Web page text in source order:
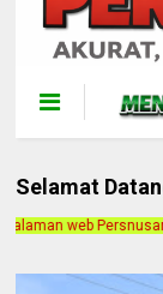
Selamat
Kami merilis